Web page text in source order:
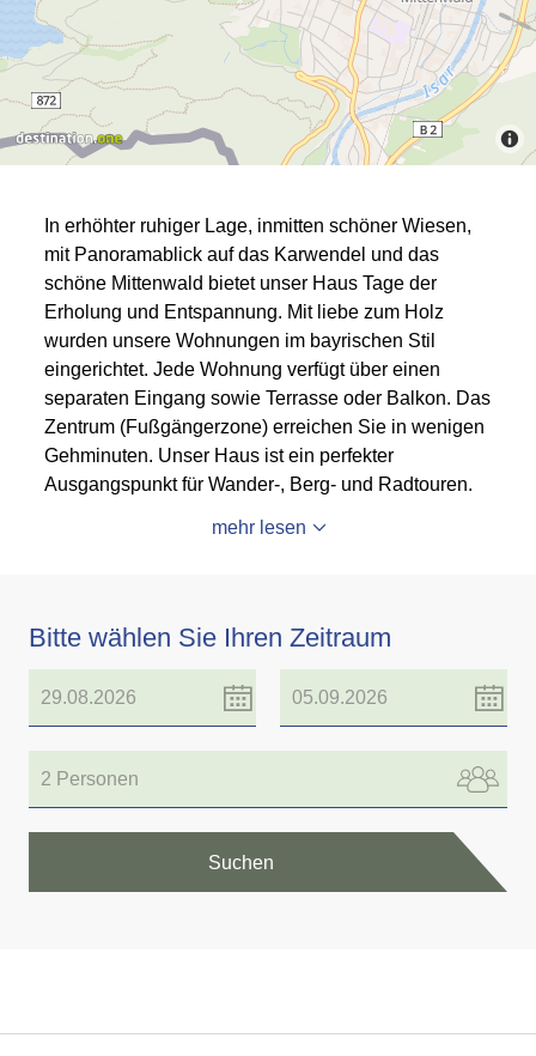
In erhöhter ruhiger Lage, inmitten schöner Wiesen,
mit Panoramablick auf das Karwendel und das
schöne Mittenwald bietet unser Haus Tage der
Erholung und Entspannung. Mit liebe zum Holz
wurden unsere Wohnungen im bayrischen Stil
eingerichtet. Jede Wohnung verfügt über einen
separaten Eingang sowie Terrasse oder Balkon. Das
Zentrum (Fußgängerzone) erreichen Sie in wenigen
Gehminuten. Unser Haus ist ein perfekter
Ausgangspunkt für Wander-, Berg- und Radtouren.
mehr lesen
Bitte wählen Sie Ihren Zeitraum
2 Personen
Suchen